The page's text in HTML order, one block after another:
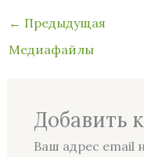
← Предыдущая
Медиафайлы
Добавить
Ваш адрес email